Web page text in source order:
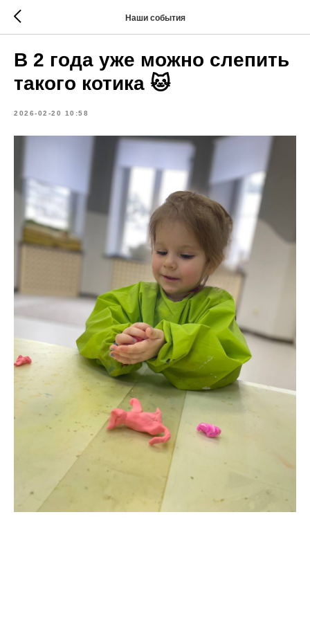
Наши события
В 2 года уже можно слепить
такого котика 🐱
2026-02-20 10:58